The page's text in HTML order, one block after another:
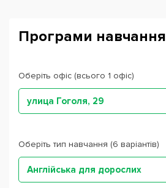
Програми навчання
Оберіть офіс (всього 1 офіс)
улица Гоголя, 29
Оберіть тип навчання (6 варіантів)
Англійська для дорослих